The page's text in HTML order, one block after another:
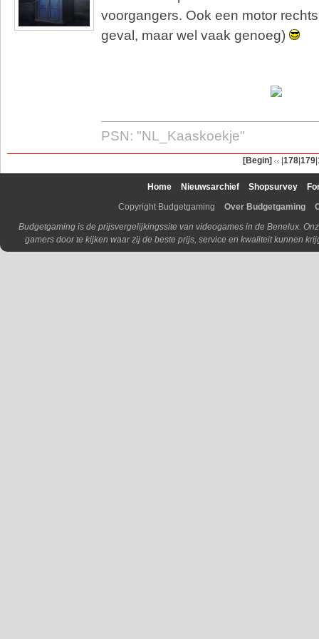
voorgangers. Ook een motor
geval, maar wel vaak genoeg)
PSN: "NL_Kaaskoekje"
[Begin] 178 179
Home Nieuwsarchief Shopsurvey
Copyright Budgetgaming
Over Budgetgaming
Budgetgaming is de prijsvergelijkingssite van videogames in de Benelux.
gamers door te kijken waar zij de beste prijs, service en kwaliteit kunnen